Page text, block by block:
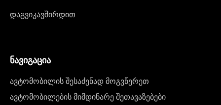
დაგვიკავშირდით
ნავიგაცია
ავტომობილის შესაძენად მოგვწერეთ
ავტომობილების მიმდინარე შეთავაზებები